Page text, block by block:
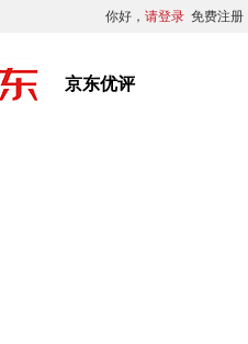
你好， 请登录 免费注册